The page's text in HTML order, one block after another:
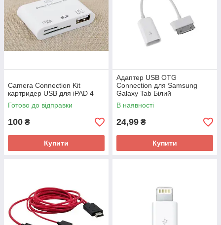
Camera Connection Kit
картридер USB для iPAD 4
Готово до відправки
100 ₴
Купити
Адаптер USB OTG
Connection для Samsung
Galaxy Tab Білий
В наявності
24,99 ₴
Купити